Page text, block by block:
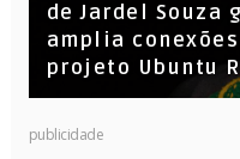
de Jardel Souza
amplia
projeto Ubuntu
publicidade